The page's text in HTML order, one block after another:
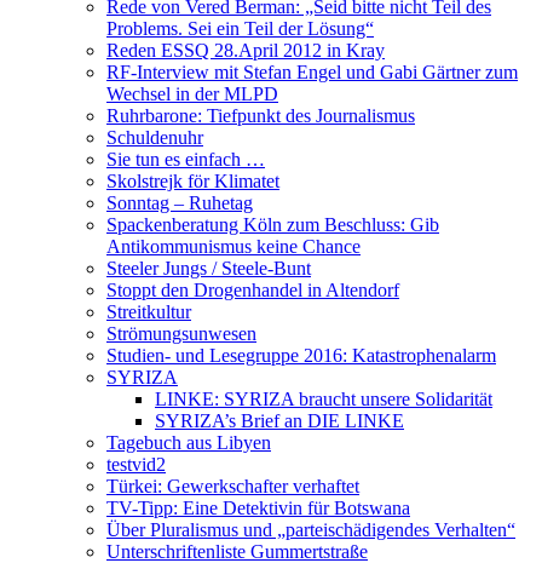
Rede von Vered Berman: „Seid bitte nicht Teil des
Problems. Sei ein Teil der Lösung“
Reden ESSQ 28.April 2012 in Kray
RF-Interview mit Stefan Engel und Gabi Gärtner zum
Wechsel in der MLPD
Ruhrbarone: Tiefpunkt des Journalismus
Schuldenuhr
Sie tun es einfach …
Skolstrejk för Klimatet
Sonntag – Ruhetag
Spackenberatung Köln zum Beschluss: Gib
Antikommunismus keine Chance
Steeler Jungs / Steele-Bunt
Stoppt den Drogenhandel in Altendorf
Streitkultur
Strömungsunwesen
Studien- und Lesegruppe 2016: Katastrophenalarm
SYRIZA
LINKE: SYRIZA braucht unsere Solidarität
SYRIZA’s Brief an DIE LINKE
Tagebuch aus Libyen
testvid2
Türkei: Gewerkschafter verhaftet
TV-Tipp: Eine Detektivin für Botswana
Über Pluralismus und „parteischädigendes Verhalten“
Unterschriftenliste Gummertstraße